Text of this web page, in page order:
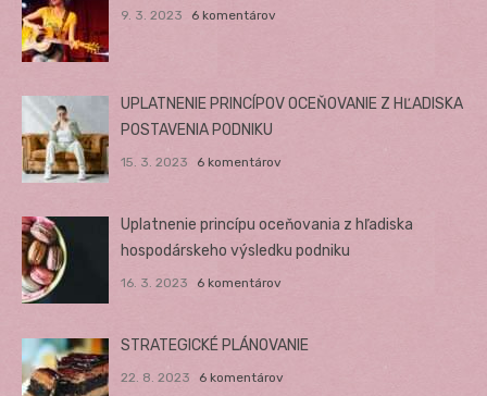
9. 3. 2023 6 komentárov
UPLATNENIE PRINCÍPOV OCEŇOVANIE Z HĽADISKA
POSTAVENIA PODNIKU
15. 3. 2023 6 komentárov
Uplatnenie princípu oceňovania z hľadiska
hospodárskeho výsledku podniku
16. 3. 2023 6 komentárov
STRATEGICKÉ PLÁNOVANIE
22. 8. 2023 6 komentárov